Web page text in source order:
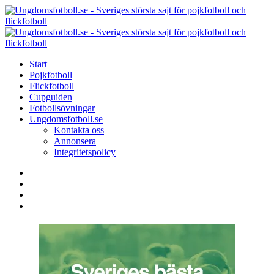
Menu
Search
Menu
Start
Pojkfotboll
Flickfotboll
Cupguiden
Fotbollsövningar
Ungdomsfotboll.se
Kontakta oss
Annonsera
Integritetspolicy